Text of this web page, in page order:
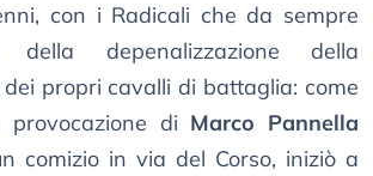
con i Radicali che da sempre
depenalizzazione della
propri cavalli di battaglia: come
provocazione di Marco Pannella
comizio in via del Corso, iniziò a